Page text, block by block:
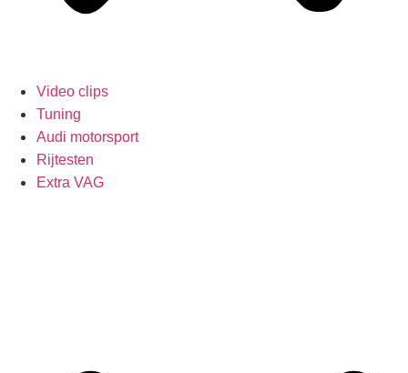
Video clips
Tuning
Audi motorsport
Rijtesten
Extra VAG